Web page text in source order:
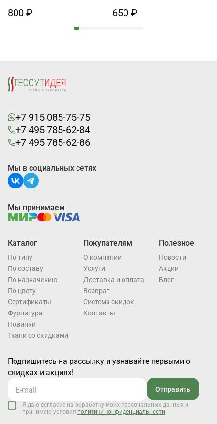
800 ₽ 650 ₽
+7 915 085-75-75
+7 495 785-62-84
+7 495 785-62-86
Каталог
По типу
По составу
По назначению
По цвету
Cертификаты
Фурнитура
Новинки
Ткани со скидками
Покупателям
О компании
Услуги
Доставка и оплата
Возврат
Система скидок
Контакты
Полезное
Новости
Акции
Блог
Подпишитесь на рассылку и узнавайте первыми о
скидках и акциях!
Отправить
Я даю согласие на обработку моих персональных данных и
принимаю условия политики конфиденциальности
Мы в социальных сетях
Мы принимаем